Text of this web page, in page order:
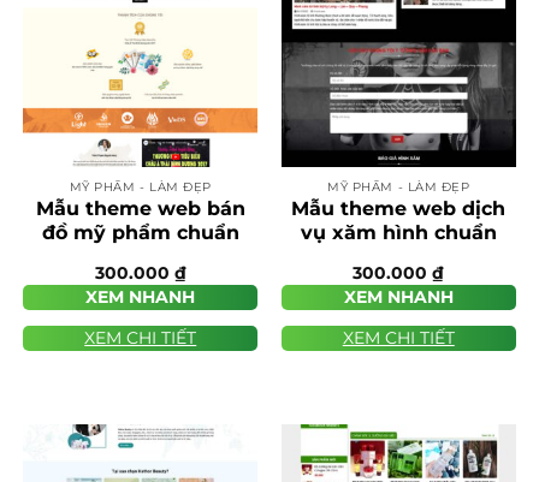
MỸ PHẨM - LÀM ĐẸP
Mẫu theme web bán
đồ mỹ phẩm chuẩn
300.000 ₫
XEM NHANH
XEM CHI TIẾT
MỸ PHẨM - LÀM ĐẸP
Mẫu theme web dịch
vụ xăm hình chuẩn
300.000₫
XEM NHANH
XEM CHI TIẾT